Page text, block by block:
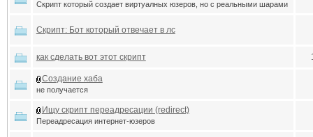
Скрипт который создает виртуалных юзеров, но с реальными шарами
Скрипт: Бот который отвечает в лс
как сделать вот этот скрипт
Создание хаба
не получается
Ищу скрипт переадресации (redirect)
Переадресация интернет-юзеров